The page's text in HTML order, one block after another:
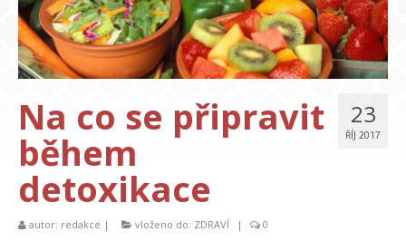
VZTAHY
23
ŘÍJ 2017
Na co se připravit
během
detoxikace
autor: redakce | vloženo do: ZDRAVÍ | 0